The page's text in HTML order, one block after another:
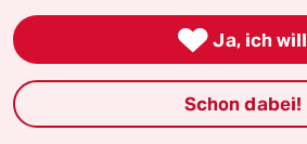
Mehr taz Lesestoff
taz Blogs
 Ja, ich will
Schon dabei!